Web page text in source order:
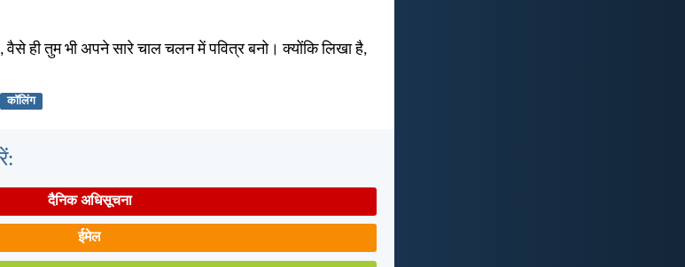
वैसे ही तुम भी अपने सारे चाल चलन में पवित्र बनो। क्योंकि लिखा है,
कॉलिंग
दैनिक अधिसूचना
ईमेल